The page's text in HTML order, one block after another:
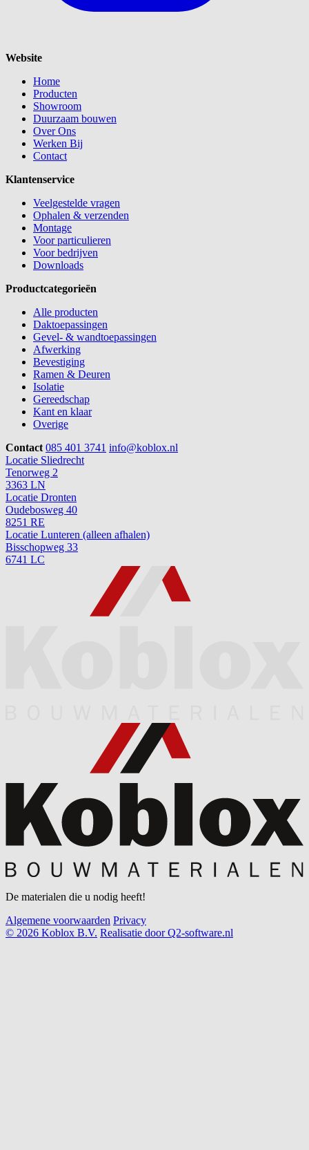
Website
Home
Producten
Showroom
Duurzaam bouwen
Over Ons
Werken Bij
Contact
Klantenservice
Veelgestelde vragen
Ophalen & verzenden
Montage
Voor particulieren
Voor bedrijven
Downloads
Productcategorieën
Alle producten
Daktoepassingen
Gevel- & wandtoepassingen
Afwerking
Bevestiging
Ramen & Deuren
Isolatie
Gereedschap
Kant en klaar
Overige
Contact 085 401 3741 info@koblox.nl
Locatie Sliedrecht
Tenorweg 2
3363 LN
Locatie Dronten
Oudebosweg 40
8251 RE
Locatie Lunteren (alleen afhalen)
Bisschopweg 33
6741 LC
De materialen die u nodig heeft!
Algemene voorwaarden Privacy
© 2026 Koblox B.V. Realisatie door Q2-software.nl